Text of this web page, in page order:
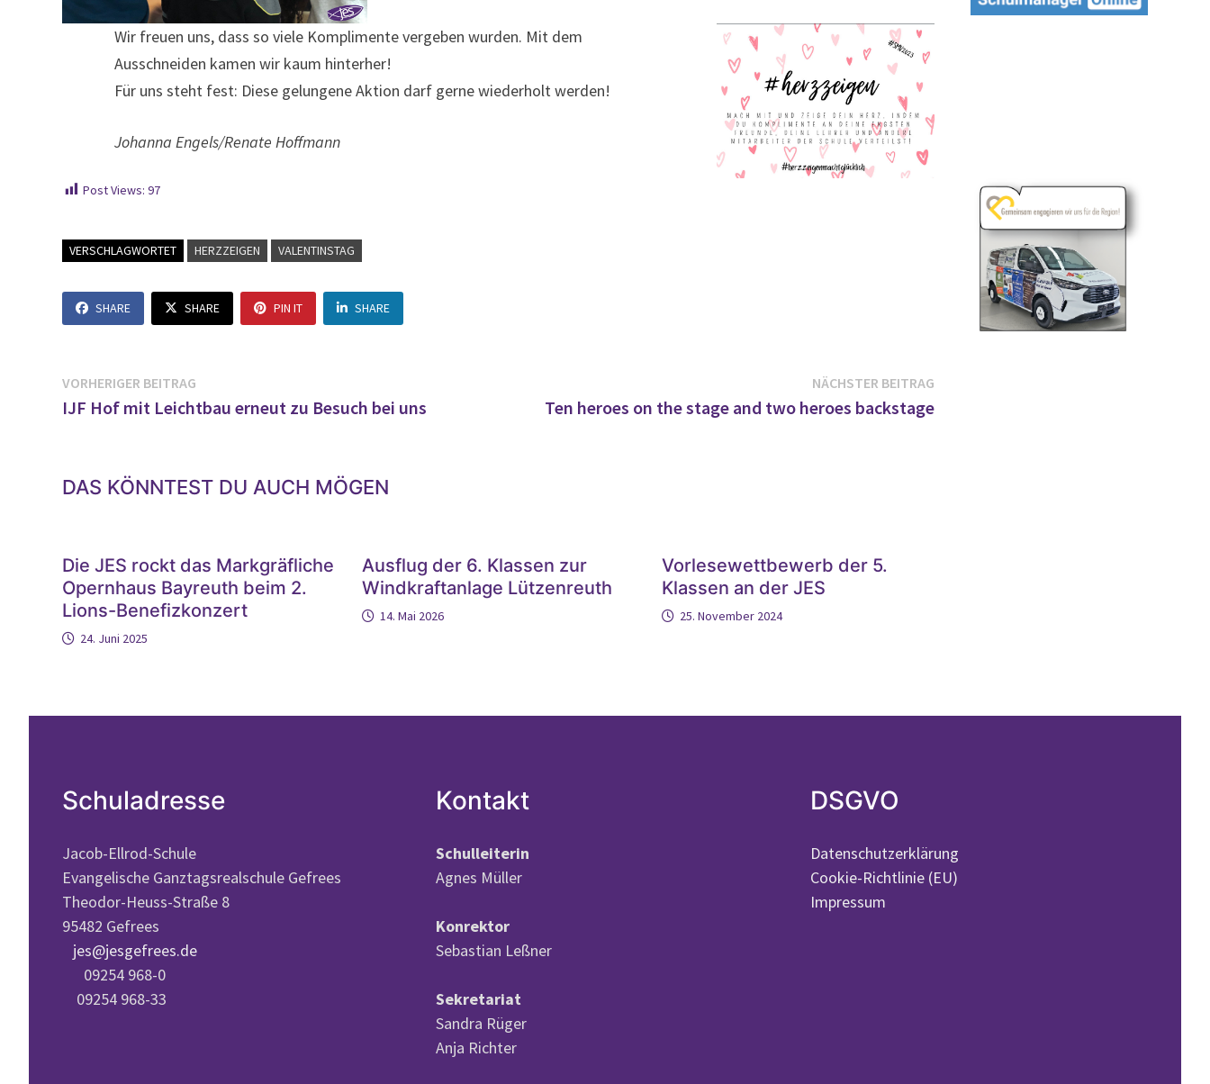
Wir freuen uns, dass so viele Komplimente vergeben wurden. Mit dem
Ausschneiden kamen wir kaum hinterher!
Für uns steht fest: Diese gelungene Aktion darf gerne wiederholt werden!
Johanna Engels/Renate Hoffmann
Post Views: 97
VERSCHLAGWORTET HERZZEIGEN VALENTINSTAG
SHARE SHARE PIN IT SHARE
Beitragsnavigation
VORHERIGER BEITRAGVorheriger
Beitrag:
IJF Hof mit Leichtbau erneut zu Besuch bei uns
NÄCHSTER BEITRAG
Beitrag:
Ten heroes on the stage and two heroes backstage
DAS KÖNNTEST DU AUCH MÖGEN
Die JES rockt das Markgräfliche
Opernhaus Bayreuth beim 2.
Lions-Benefizkonzert
24. Juni 2025
Ausflug der 6. Klassen zur
Windkraftanlage Lützenreuth
14. Mai 2026
Vorlesewettbewerb der 5.
Klassen an der JES
25. November 2024
Schuladresse
Jacob-Ellrod-Schule
Evangelische Ganztagsrealschule Gefrees
Theodor-Heuss-Straße 8
95482 Gefrees
jes@jesgefrees.de
09254 968-0
09254 968-33
Kontakt
Schulleiterin
Agnes Müller
Konrektor
Sebastian Leßner
Sekretariat
Sandra Rüger
Anja Richter
DSGVO
Datenschutzerklärung
Cookie-Richtlinie (EU)
Impressum